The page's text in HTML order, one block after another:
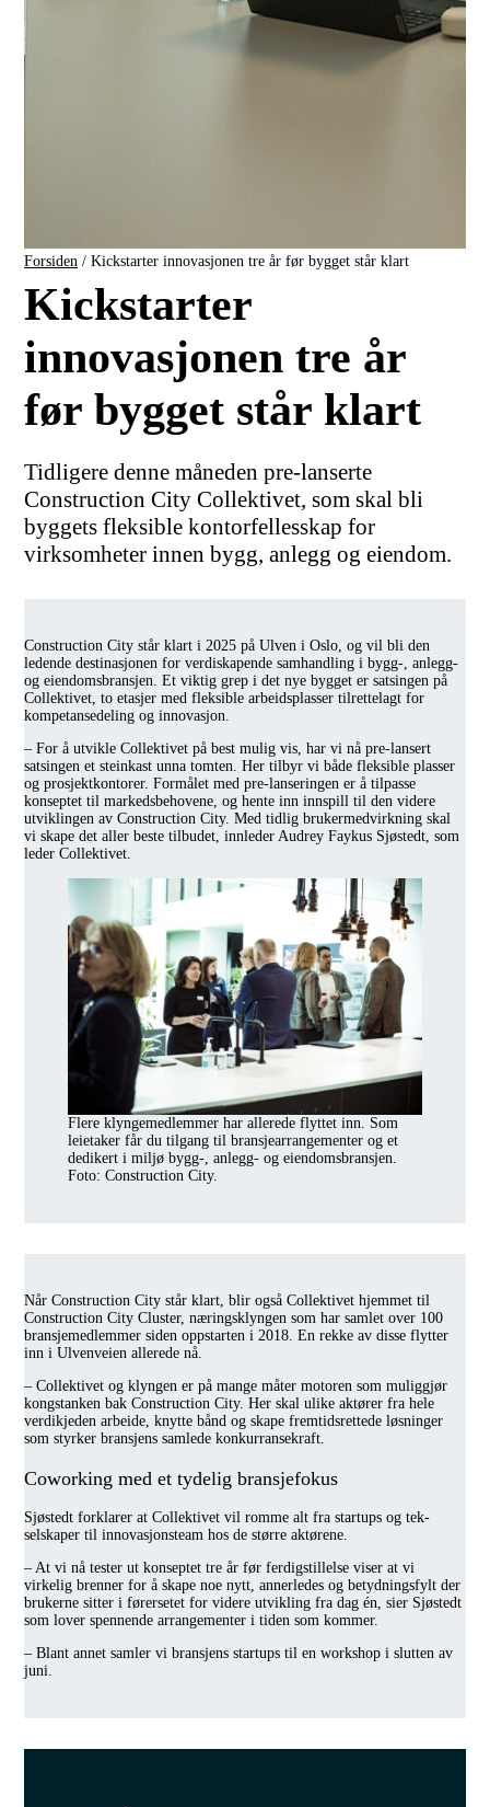
Forsiden / Kickstarter innovasjonen tre år før bygget står klart
Kickstarter
innovasjonen tre år
før bygget står klart
Tidligere denne måneden pre-lanserte
Construction City Collektivet, som skal bli
byggets fleksible kontorfellesskap for
virksomheter innen bygg, anlegg og eiendom.
Construction City står klart i 2025 på Ulven i Oslo, og vil bli den
ledende destinasjonen for verdiskapende samhandling i bygg-, anlegg-
og eiendomsbransjen. Et viktig grep i det nye bygget er satsingen på
Collektivet, to etasjer med fleksible arbeidsplasser tilrettelagt for
kompetansedeling og innovasjon.
– For å utvikle Collektivet på best mulig vis, har vi nå pre-lansert
satsingen et steinkast unna tomten. Her tilbyr vi både fleksible plasser
og prosjektkontorer. Formålet med pre-lanseringen er å tilpasse
konseptet til markedsbehovene, og hente inn innspill til den videre
utviklingen av Construction City. Med tidlig brukermedvirkning skal
vi skape det aller beste tilbudet, innleder Audrey Faykus Sjøstedt, som
leder Collektivet.
Flere klyngemedlemmer har allerede flyttet inn. Som
leietaker får du tilgang til bransjearrangementer og et
dedikert i miljø bygg-, anlegg- og eiendomsbransjen.
Foto: Construction City.
Når Construction City står klart, blir også Collektivet hjemmet til
Construction City Cluster, næringsklyngen som har samlet over 100
bransjemedlemmer siden oppstarten i 2018. En rekke av disse flytter
inn i Ulvenveien allerede nå.
– Collektivet og klyngen er på mange måter motoren som muliggjør
kongstanken bak Construction City. Her skal ulike aktører fra hele
verdikjeden arbeide, knytte bånd og skape fremtidsrettede løsninger
som styrker bransjens samlede konkurransekraft.
Coworking med et tydelig bransjefokus
Sjøstedt forklarer at Collektivet vil romme alt fra startups og tek-
selskaper til innovasjonsteam hos de større aktørene.
– At vi nå tester ut konseptet tre år før ferdigstillelse viser at vi
virkelig brenner for å skape noe nytt, annerledes og betydningsfylt der
brukerne sitter i førersetet for videre utvikling fra dag én, sier Sjøstedt
som lover spennende arrangementer i tiden som kommer.
– Blant annet samler vi bransjens startups til en workshop i slutten av
juni.